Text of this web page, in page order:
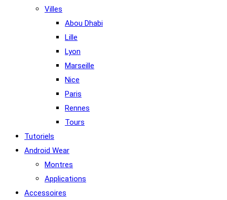
Villes
Abou Dhabi
Lille
Lyon
Marseille
Nice
Paris
Rennes
Tours
Tutoriels
Android Wear
Montres
Applications
Accessoires